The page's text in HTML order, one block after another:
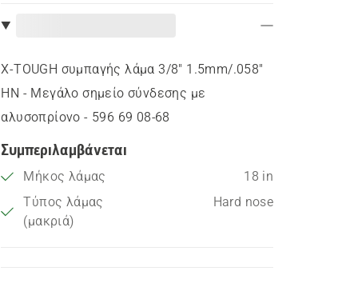
X-TOUGH συμπαγής λάμα 3/8" 1.5mm/.058"
HN - Μεγάλο σημείο σύνδεσης με
αλυσοπρίονο - 596 69 08‑68
Συμπεριλαμβάνεται
Μήκος λάμας
18 in
Τύπος λάμας
(μακριά)
Hard nose